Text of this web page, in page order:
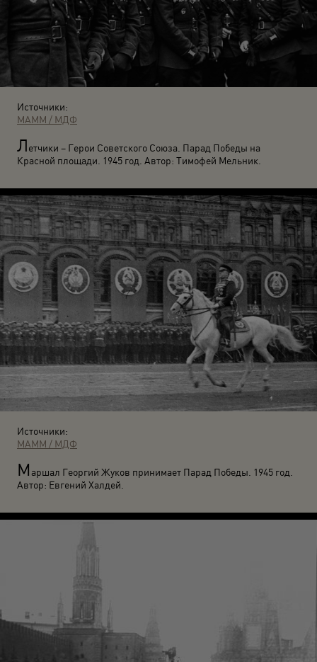
Источники:
МАММ / МДФ
Летчики – Герои Советского Союза. Парад Победы на
Красной площади. 1945 год. Автор: Тимофей Мельник.
Источники:
МАММ / МДФ
М аршал Георгий Жуков принимает Парад Победы. 1945 год.
Автор: Евгений Халдей.